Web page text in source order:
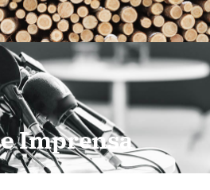
Imprensa